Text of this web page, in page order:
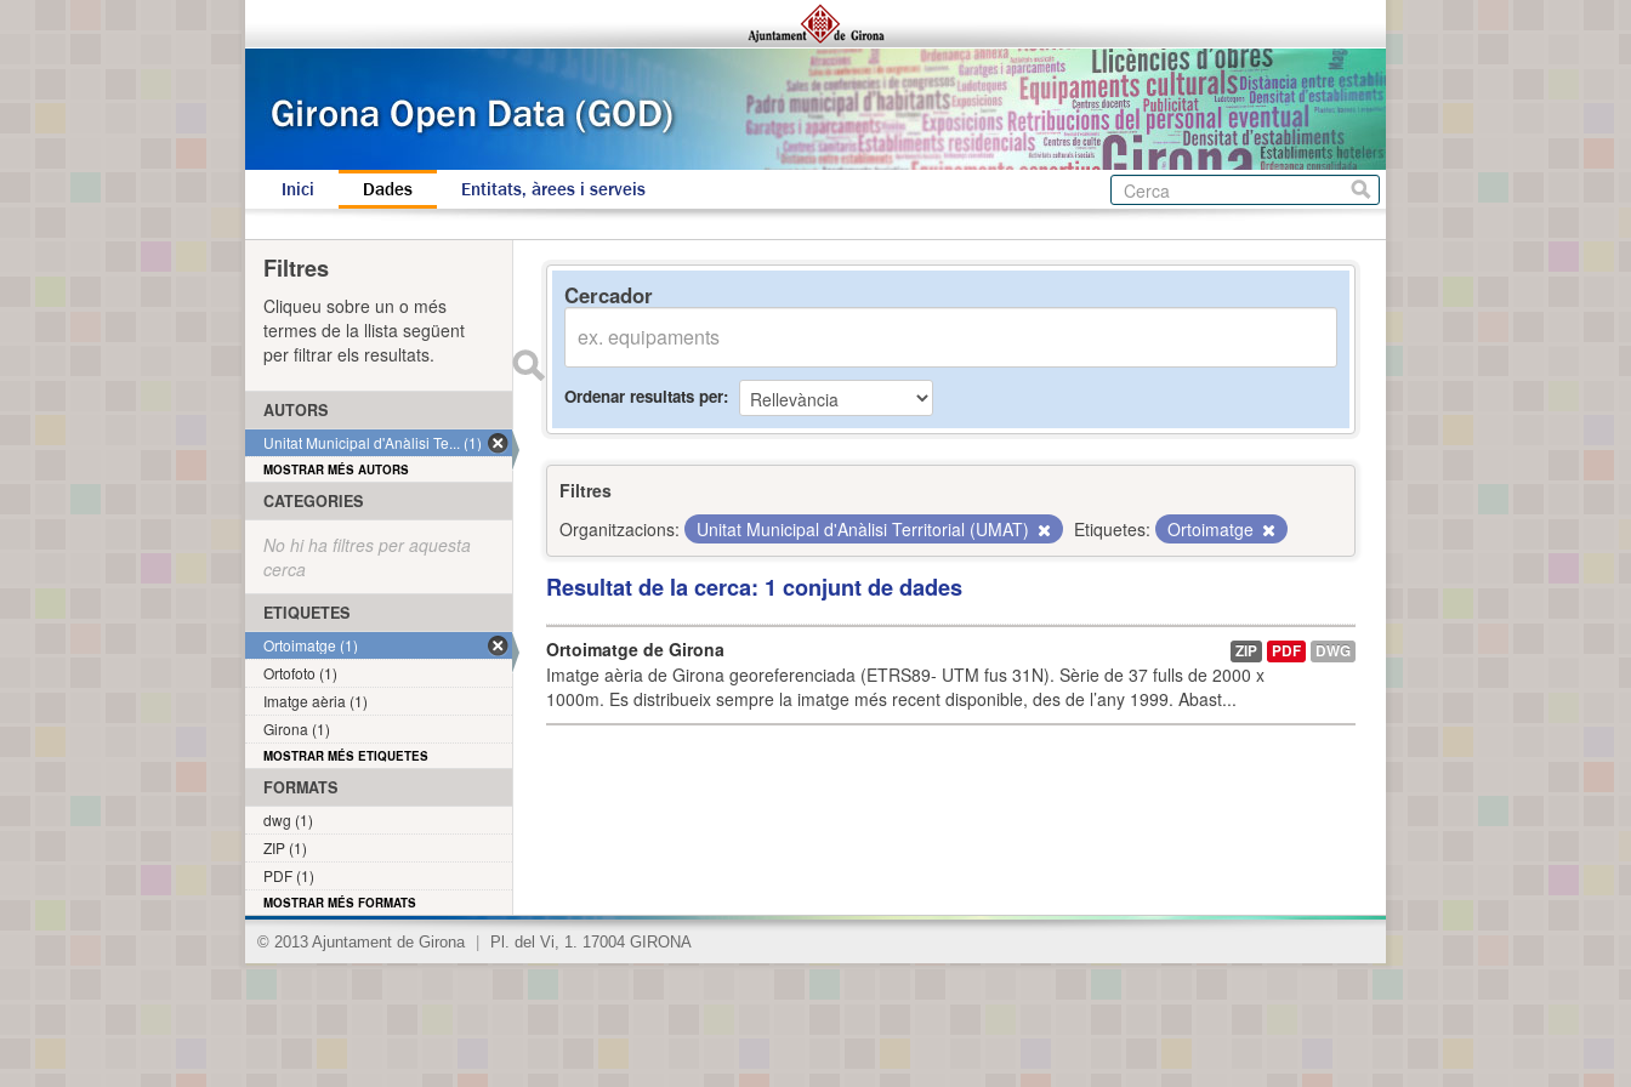
Inici Dades Entitats, àrees i serveis
Cercador
Ordenar resultats per
Filtres
Organitzacions:
Unitat Municipal d'Anàlisi Territorial (UMAT) Etiquetes: Ortoimatge
Resultat de la cerca: 1 conjunt de dades
Ortoimatge de Girona
Imatge aèria de Girona georeferenciada (ETRS89- UTM fus 31N). Sèrie de 37 fulls de 2000 x
1000m. Es distribueix sempre la imatge més recent disponible, des de l’any 1999. Abast...
ZIP PDF DWG
Filtres
Cliqueu sobre un o més
termes de la llista següent
per filtrar els resultats.
AUTORS
Unitat Municipal d'Anàlisi Te... (1)
MOSTRAR MÉS AUTORS
CATEGORIES
No hi ha filtres per aquesta
cerca
ETIQUETES
Ortoimatge (1)
Ortofoto (1)
Imatge aèria (1)
Girona (1)
MOSTRAR MÉS ETIQUETES
FORMATS
dwg (1)
ZIP (1)
PDF (1)
MOSTRAR MÉS FORMATS
© 2013 Ajuntament de Girona Pl. del Vi, 1. 17004 GIRONA